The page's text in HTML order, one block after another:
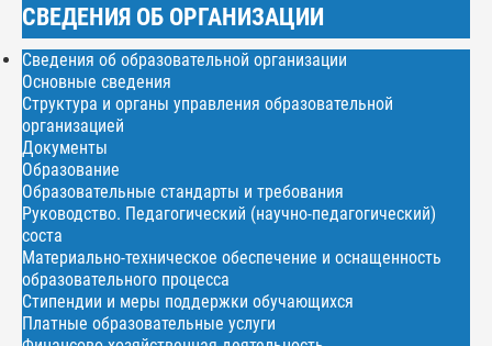
СВЕДЕНИЯ ОБ ОРГАНИЗАЦИИ
Сведения об образовательной организации
Основные сведения
Структура и органы управления образовательной
организацией
Документы
Образование
Образовательные стандарты и требования
Руководство. Педагогический (научно-педагогический)
соста
Материально-техническое обеспечение и оснащенность
образовательного процесса
Стипендии и меры поддержки обучающихся
Платные образовательные услуги